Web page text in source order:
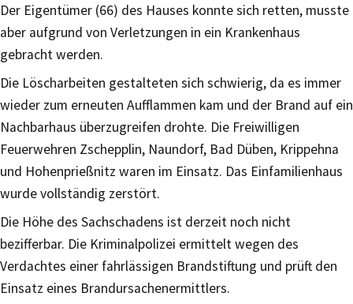
Der Eigentümer (66) des Hauses konnte sich retten, musste
aber aufgrund von Verletzungen in ein Krankenhaus
gebracht werden.
Die Löscharbeiten gestalteten sich schwierig, da es immer
wieder zum erneuten Aufflammen kam und der Brand auf ein
Nachbarhaus überzugreifen drohte. Die Freiwilligen
Feuerwehren Zschepplin, Naundorf, Bad Düben, Krippehna
und Hohenprießnitz waren im Einsatz. Das Einfamilienhaus
wurde vollständig zerstört.
Die Höhe des Sachschadens ist derzeit noch nicht
bezifferbar. Die Kriminalpolizei ermittelt wegen des
Verdachtes einer fahrlässigen Brandstiftung und prüft den
Einsatz eines Brandursachenermittlers.